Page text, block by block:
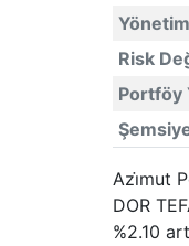
Risk
Portföy
Azi̇mut
DOR
%2.10